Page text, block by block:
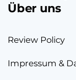
Über uns
Review Policy
Impressum &